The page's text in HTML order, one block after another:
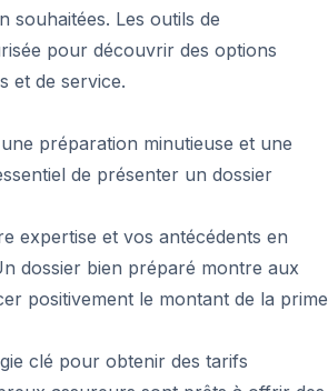
souhaitées. Les outils de
pour découvrir des options
et de service.
préparation minutieuse et une
de présenter un dossier
expertise et vos antécédents en
dossier bien préparé montre aux
positivement le montant de la prime
clé pour obtenir des tarifs